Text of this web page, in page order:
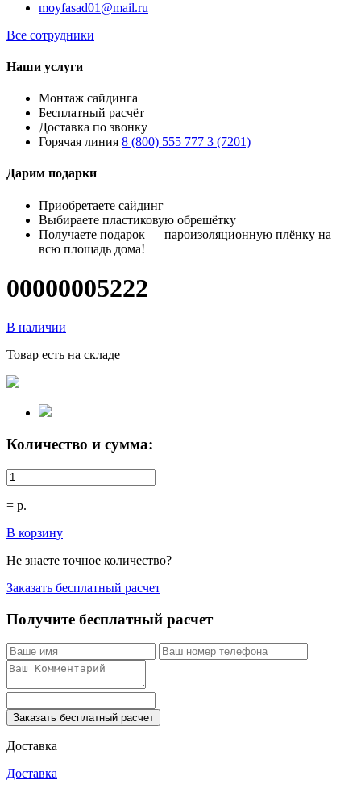
moyfasad01@mail.ru
Все сотрудники
Наши услуги
Монтаж сайдинга
Бесплатный расчёт
Доставка по звонку
Горячая линия 8 (800) 555 777 3 (7201)
Дарим подарки
Приобретаете сайдинг
Выбираете пластиковую обрешётку
Получаете подарок — пароизоляционную плёнку на
всю площадь дома!
00000005222
В наличии
Товар есть на складе
Количество и сумма:
= р.
В корзину
Не знаете точное количество?
Заказать бесплатный расчет
Получите бесплатный расчет
Заказать бесплатный расчет
Доставка
Доставка